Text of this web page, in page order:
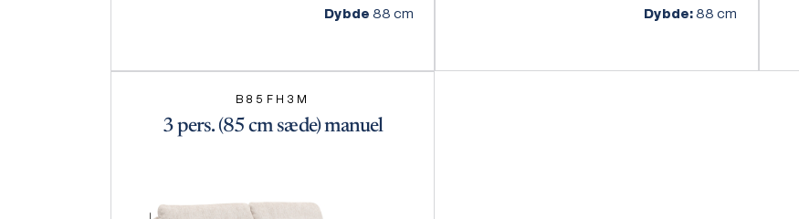
Dybde 88 cm Dybde:88 cm
B85FH3M
3 pers. (85 cm sæde) manuel